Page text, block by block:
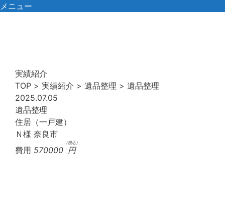
コ
メニュー
実績紹介
TOP > 実績紹介 > 遺品整理 > 遺品整理
2025.07.05
遺品整理
住居（一戸建）
Ｎ様 奈良市
費用 570000 円
（税込）